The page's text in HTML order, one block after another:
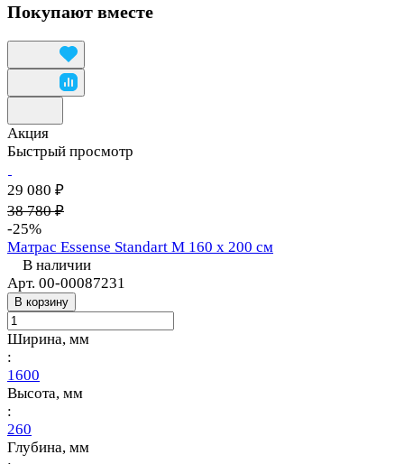
Покупают вместе
Акция
Быстрый просмотр
29 080 ₽
38 780 ₽
-25%
Матрас Essense Standart M 160 х 200 см
В наличии
Арт. 00-00087231
В корзину
Ширина, мм
:
1600
Высота, мм
:
260
Глубина, мм